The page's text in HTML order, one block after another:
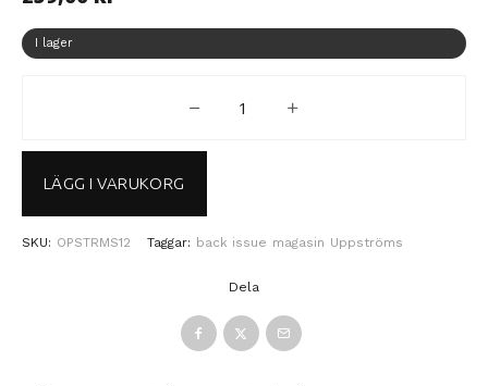
I lager
Oppstrøms #12 (2024) mängd
LÄGG I VARUKORG
SKU: OPSTRMS12 Taggar: back issue magasin Uppströms
Dela